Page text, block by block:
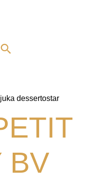
dessertostar
BV